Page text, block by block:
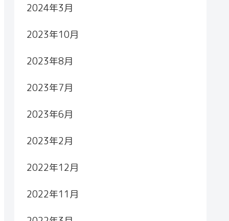
2024年3月
2023年10月
2023年8月
2023年7月
2023年6月
2023年2月
2022年12月
2022年11月